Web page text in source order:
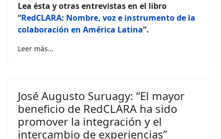
Lea ésta y otras entrevistas en el libro
“RedCLARA: Nombre, voz e instrumento de la
colaboración en América Latina”.
Leer más…
José Augusto Suruagy: “El mayor
beneficio de RedCLARA ha sido
promover la integración y el
intercambio de experiencias”